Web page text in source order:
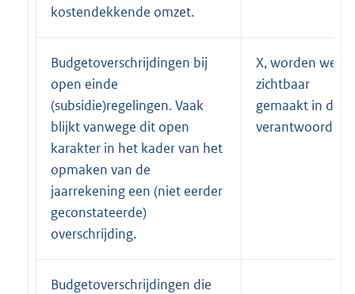
kostendekkende omzet.
Budgetoverschrijdingen bij
open einde
(subsidie)regelingen. Vaak
blijkt vanwege dit open
karakter in het kader van het
opmaken van de
jaarrekening een (niet eerder
geconstateerde)
overschrijding.
X, worden wel
zichtbaar
gemaakt in de
verantwoording
Budgetoverschrijdingen die